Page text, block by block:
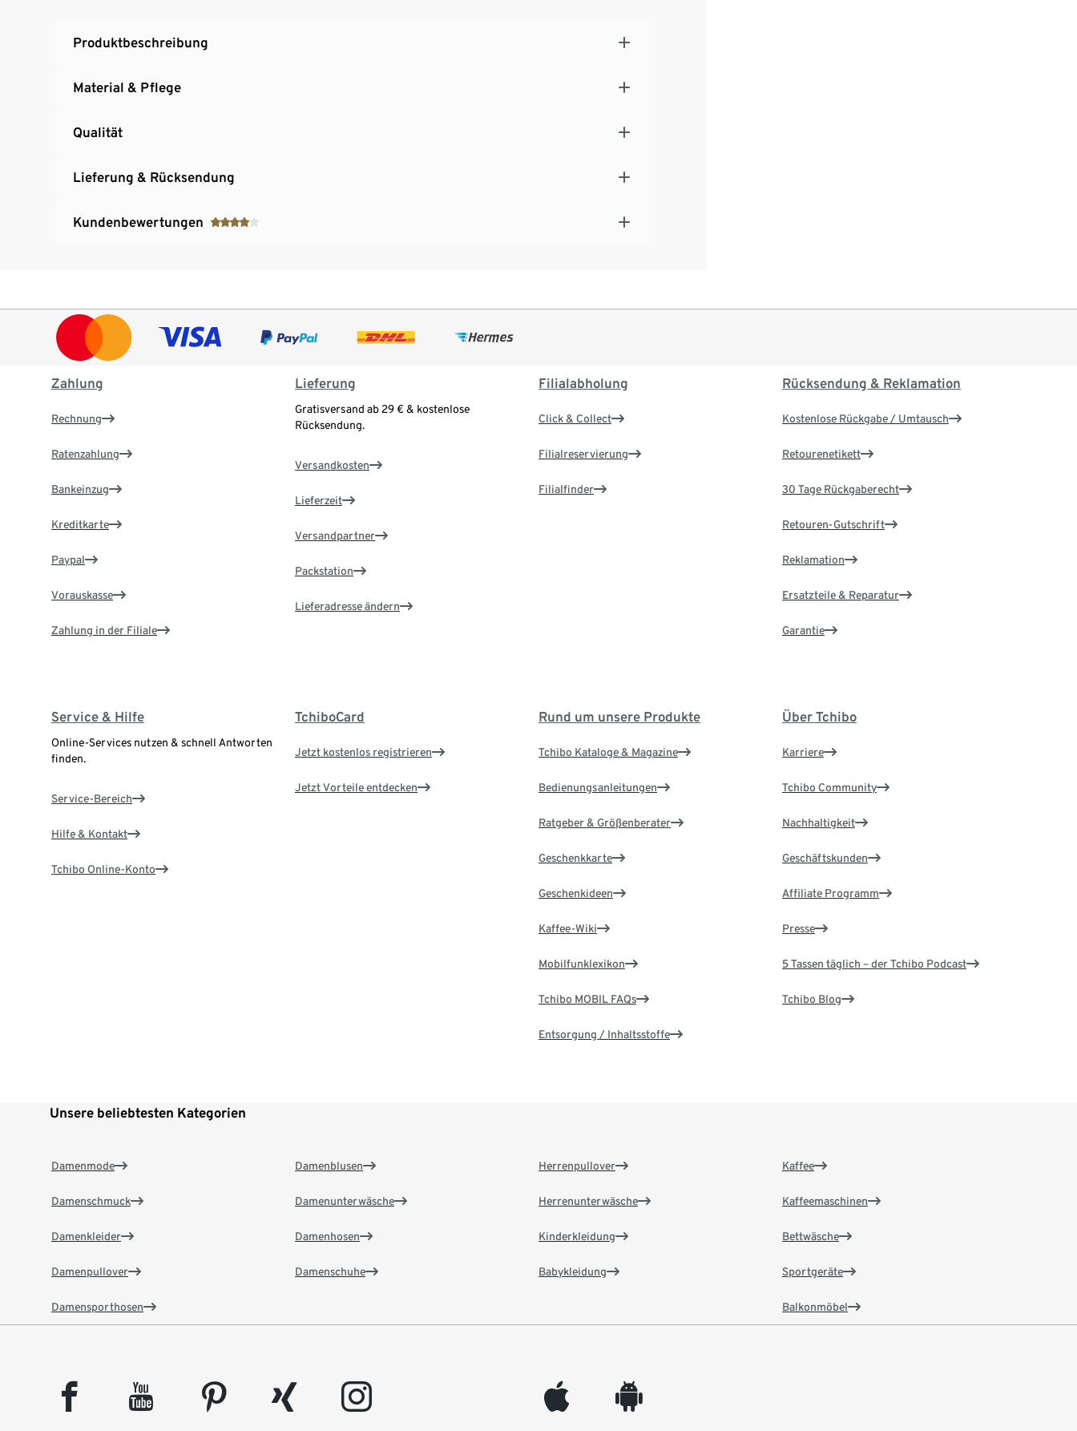
Produktbeschreibung
Material & Pflege
Qualität
Lieferung & Rücksendung
Kundenbewertungen
Zahlung
Rechnung
Ratenzahlung
Bankeinzug
Kreditkarte
Paypal
Vorauskasse
Zahlung in der Filiale
Lieferung
Gratisversand ab 29 € & kostenlose
Rücksendung.
Versandkosten
Lieferzeit
Versandpartner
Packstation
Lieferadresse ändern
Filialabholung
Click & Collect
Filialreservierung
Filialfinder
Rücksendung & Reklamation
Kostenlose Rückgabe / Umtausch
Retourenetikett
30 Tage Rückgaberecht
Retouren-Gutschrift
Reklamation
Ersatzteile & Reparatur
Garantie
Service & Hilfe
Online-Services nutzen & schnell Antworten
finden.
Service-Bereich
Hilfe & Kontakt
Tchibo Online-Konto
TchiboCard
Jetzt kostenlos registrieren
Jetzt Vorteile entdecken
Rund um unsere Produkte
Tchibo Kataloge & Magazine
Bedienungsanleitungen
Ratgeber & Größenberater
Geschenkkarte
Geschenkideen
Kaffee-Wiki
Mobilfunklexikon
Tchibo MOBIL FAQs
Entsorgung / Inhaltsstoffe
Über Tchibo
Karriere
Tchibo Community
Nachhaltigkeit
Geschäftskunden
Affiliate Programm
Presse
5 Tassen täglich – der Tchibo Podcast
Tchibo Blog
Unsere beliebtesten Kategorien
Damenmode
Damenschmuck
Damenkleider
Damenpullover
Damensporthosen
Damenblusen
Damenunterwäsche
Damenhosen
Damenschuhe
Herrenpullover
Herrenunterwäsche
Kinderkleidung
Babykleidung
Kaffee
Kaffeemaschinen
Bettwäsche
Sportgeräte
Balkonmöbel
facebook youtube pinterest xing instagram appleinc android